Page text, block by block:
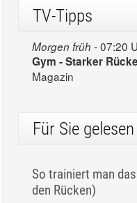
TV-Tipps
Morgen früh -07:20
Gym - Starker
Magazin
Für Sie gelesen
So trainiert man
den Rücken)